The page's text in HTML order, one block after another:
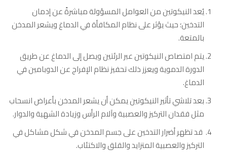
يُعد النيكوتين من العوامل المسؤولة مباشرةً عن إدمان
التدخين؛ حيث يؤثر على نظام المكافأة في الدماغ ويشعر المدخن
بالمتعة.
يتم امتصاص النيكوتين عبر الرئتين ويصل إلى الدماغ عن طريق
الدورة الدموية ويعزز ذلك تحفيز نظام الإفراج عن الدوبامين في
الدماغ.
بعد تلاشي تأثير النيكوتين يمكن أن يشعر المدخن بأعراض انسحاب
مثل فقدان التركيز والعصبية وآلام الرأس وزيادة الشهية والدوار.
قد تظهر أضرار التدخين على جسم المدخن في شكل مشاكل في
التركيز والعصبية المتزايد والقلق والاكتئاب.